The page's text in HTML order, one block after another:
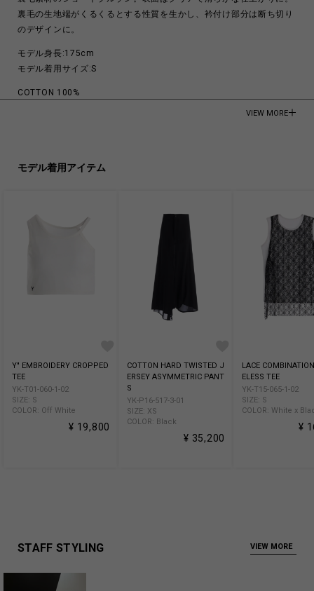
裏毛の生地端がくるくるとする性質を生かし、衿付け部分は断ち切り
のデザインに。
モデル身長:175cm
モデル着用サイズ:S
COTTON 100%
VIEW MORE
モデル着用アイテム
Y" EMBROIDERY CROPPED
TEE
YK-T01-060-1-02
SIZE: S
COLOR: Off White
¥ 19,800
COTTON HARD TWISTED J
ERSEY ASYMMETRIC PANT
S
YK-P16-517-3-01
SIZE: XS
COLOR: Black
¥ 35,200
LACE
ELESS TEE
YK-T15-065-1-02
SIZE: S
COLOR: White x
¥
STAFF STYLING VIEW MORE